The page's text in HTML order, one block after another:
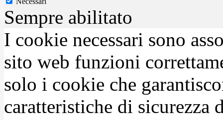
Sempre abilitato
I cookie necessari sono
sito web funzioni
solo i cookie che
caratteristiche di sicurezza